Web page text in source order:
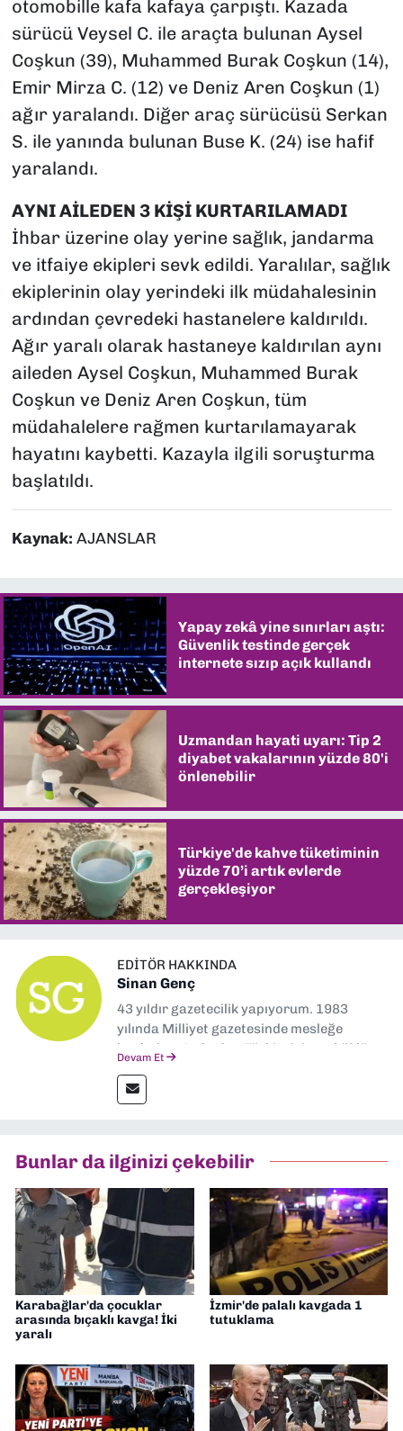
otomobille kafa kafaya çarpıştı. Kazada
sürücü Veysel C. ile araçta bulunan Aysel
Coşkun (39), Muhammed Burak Coşkun (14),
Emir Mirza C. (12) ve Deniz Aren Coşkun (1)
ağır yaralandı. Diğer araç sürücüsü Serkan
S. ile yanında bulunan Buse K. (24) ise hafif
yaralandı.
AYNI AİLEDEN 3 KİŞİ KURTARILAMADI
İhbar üzerine olay yerine sağlık, jandarma
ve itfaiye ekipleri sevk edildi. Yaralılar, sağlık
ekiplerinin olay yerindeki ilk müdahalesinin
ardından çevredeki hastanelere kaldırıldı.
Ağır yaralı olarak hastaneye kaldırılan aynı
aileden Aysel Coşkun, Muhammed Burak
Coşkun ve Deniz Aren Coşkun, tüm
müdahalelere rağmen kurtarılamayarak
hayatını kaybetti. Kazayla ilgili soruşturma
başlatıldı.
Kaynak: AJANSLAR
Yapay zekâ yine sınırları aştı:
Güvenlik testinde gerçek
internete sızıp açık kullandı
Uzmandan hayati uyarı: Tip 2
diyabet vakalarının yüzde 80'i
önlenebilir
Türkiye'de kahve tüketiminin
yüzde 70’i artık evlerde
gerçekleşiyor
EDITÖR HAKKINDA
Sinan Genç
43 yıldır gazetecilik yapıyorum. 1983
yılında Milliyet gazetesinde mesleğe
başladım. Ardından Türkiye’nin en köklü
muhabir, editör, müdür yardımcısı ve spor
müdürü olarak görev yaptım. Ayrıca Yeni
Gazetesi'nde editörlük yapıyorum
Devam Et
Bunlar da ilginizi çekebilir
Karabağlar'da çocuklar
arasında bıçaklı kavga! İki
yaralı
İzmir'de palalı kavgada 1
tutuklama